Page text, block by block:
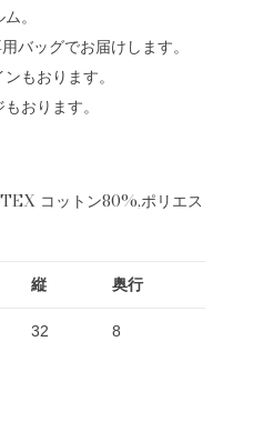
。
バッグでお届けします。
もおります。
おります。
コットン80%,ポリエス
縦 奥行
32 8